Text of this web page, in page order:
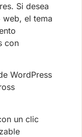
Si desea
el tema
con
WordPress
un clic